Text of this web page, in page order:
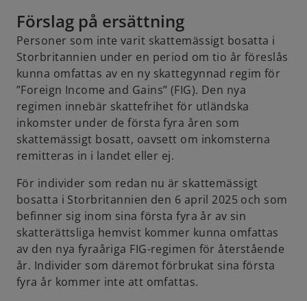
Förslag på ersättning
Personer som inte varit skattemässigt bosatta i
Storbritannien under en period om tio år föreslås
kunna omfattas av en ny skattegynnad regim för
”Foreign Income and Gains” (FIG). Den nya
regimen innebär skattefrihet för utländska
inkomster under de första fyra åren som
skattemässigt bosatt, oavsett om inkomsterna
remitteras in i landet eller ej.
För individer som redan nu är skattemässigt
bosatta i Storbritannien den 6 april 2025 och som
befinner sig inom sina första fyra år av sin
skatterättsliga hemvist kommer kunna omfattas
av den nya fyraåriga FIG-regimen för återstående
år. Individer som däremot förbrukat sina första
fyra år kommer inte att omfattas.